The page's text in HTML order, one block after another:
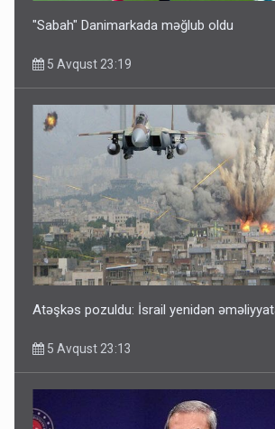
"Sabah" Danimarkada məğlub oldu
5 Avqust 23:19
Atəşkəs pozuldu: İsrail yenidən
5 Avqust 23:13